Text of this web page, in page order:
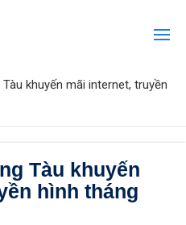
khuyến mãi internet, truyền
Tàu khuyến
hình tháng